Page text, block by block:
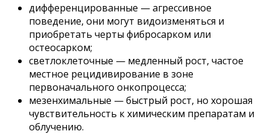
дифференцированные — агрессивное
поведение, они могут видоизменяться и
приобретать черты фибросарком или
остеосарком;
светлоклеточные — медленный рост, частое
местное рецидивирование в зоне
первоначального онкопроцесса;
мезенхимальные — быстрый рост, но хорошая
чувствительность к химическим препаратам и
облучению.